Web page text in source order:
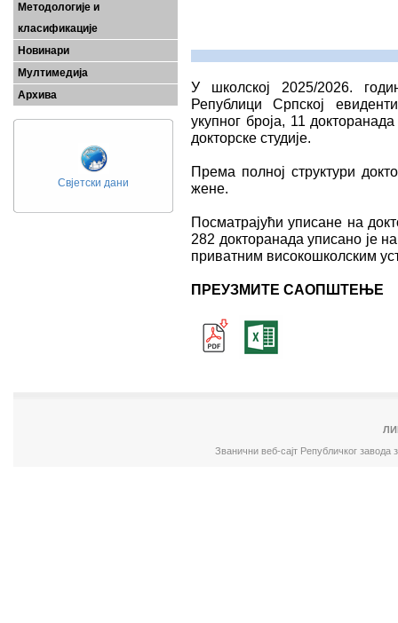
Методологије и
класификације
Новинари
Мултимедија
Архива
Свјетски дани
У школској 2025/2026.
Републици Српској
укупног броја, 11
докторске студије.
Према полној структури
жене.
Посматрајући уписане на
282 докторанада уписано је
приватним високошколским
ПРЕУЗМИТЕ САОПШТЕЊЕ
Званични веб-сајт Републичког